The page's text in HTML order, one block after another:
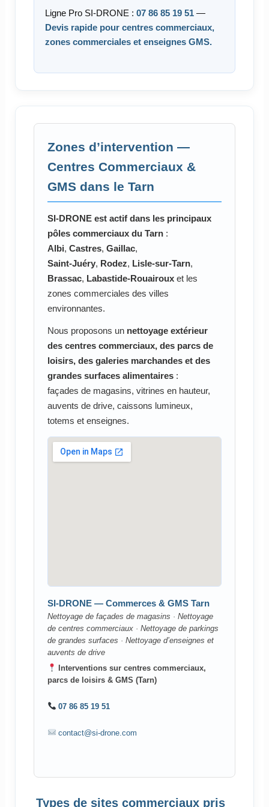
Ligne Pro SI-DRONE : 07 86 85 19 51—
Devis rapide pour centres commerciaux,
zones commerciales et enseignes GMS.
Zones d’intervention —
Centres Commerciaux &
GMS dans le Tarn
SI-DRONE est actif dans les principaux
pôles commerciaux du Tarn:
Albi, Castres, Gaillac,
Saint-Juéry, Rodez, Lisle-sur-Tarn,
Brassac, Labastide-Rouairouxet les
zones commerciales des villes
environnantes.
Nous proposons un nettoyage extérieur
des centres commerciaux, des parcs de
loisirs, des galeries marchandes et des
grandes surfaces alimentaires:
façades de magasins, vitrines en hauteur,
auvents de drive, caissons lumineux,
totems et enseignes.
SI-DRONE — Commerces & GMS Tarn
Nettoyage de façades de magasins · Nettoyage
de centres commerciaux · Nettoyage de parkings
de grandes surfaces · Nettoyage d’enseignes et
auvents de drive
Interventions sur centres commerciaux,
parcs de loisirs & GMS (Tarn)
07 86 85 19 51
contact@si-drone.com
Types de sites commerciaux pris